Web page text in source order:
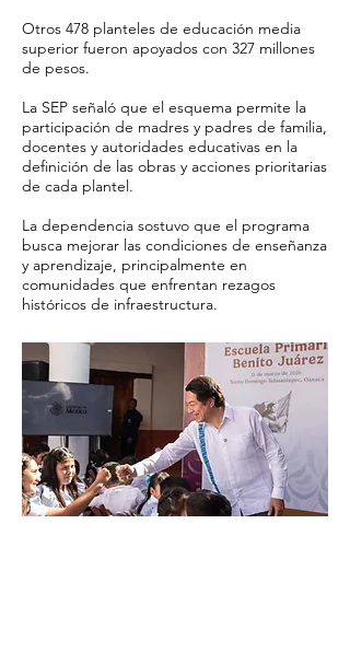
Otros 478 planteles de educación media
superior fueron apoyados con 327 millones
de pesos.
La SEP señaló que el esquema permite la
participación de madres y padres de familia,
docentes y autoridades educativas en la
definición de las obras y acciones prioritarias
de cada plantel.
La dependencia sostuvo que el programa
busca mejorar las condiciones de enseñanza
y aprendizaje, principalmente en
comunidades que enfrentan rezagos
históricos de infraestructura.